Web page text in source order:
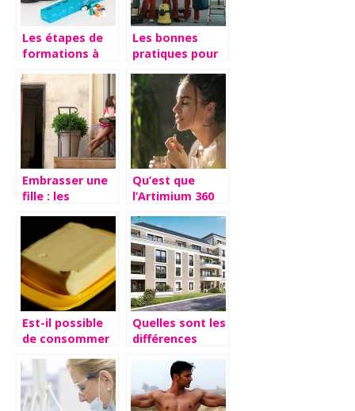
Les étapes de
formations à
devenir un
cardiologue
Les bonnes
pratiques pour
d’une invasion
de punaises de
lit
Embrasser une
fille : les
connaitre
absolument !
Qu’est que
l’Artimium 360
ses avantages?
Est-il possible
de consommer
perime ?
Quelles sont les
différences
résidences
seniors et les
EHPAD ?